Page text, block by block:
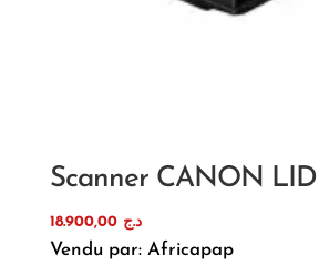
Scanner CANON
د.ج 18.900,00
Vendu par: Africapap